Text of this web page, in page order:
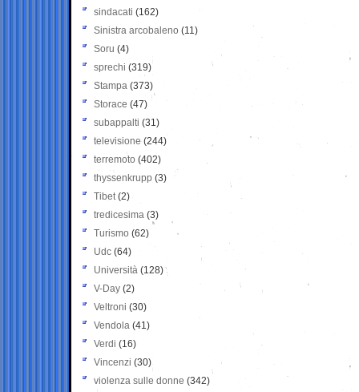
sindacati (162)
Sinistra arcobaleno (11)
Soru (4)
sprechi (319)
Stampa (373)
Storace (47)
subappalti (31)
televisione(244)
terremoto (402)
thyssenkrupp (3)
Tibet(2)
tredicesima (3)
Turismo (62)
Udc (64)
Università (128)
V-Day (2)
Veltroni (30)
Vendola (41)
Verdi (16)
Vincenzi (30)
violenza sulle donne (342)